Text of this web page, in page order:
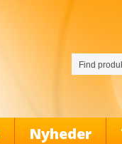
Nyheder